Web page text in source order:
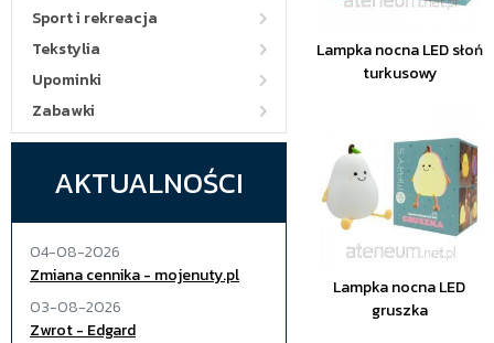
Sport i rekreacja
Tekstylia
Upominki
Zabawki
AKTUALNOŚCI
04-08-2026
Zmiana cennika - mojenuty.pl
03-08-2026
Zwrot - Edgard
Lampka nocna LED słoń
turkusowy
Lampka nocna LED
gruszka